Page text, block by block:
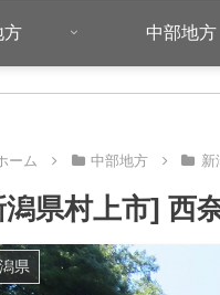
方 中部地方
ーム 中部地方 新
県村上市] 西
県